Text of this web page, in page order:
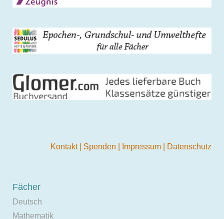
Kontakt Spenden Impressum Datenschutz
Fächer
Deutsch
Mathematik